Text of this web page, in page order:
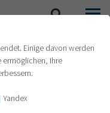
Einige davon werden
Ihre
Yandex